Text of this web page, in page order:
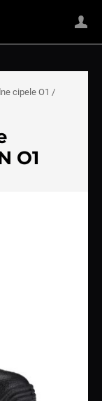
cipele O1 /
O1